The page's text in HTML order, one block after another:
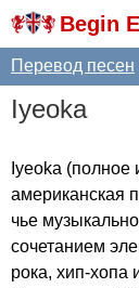
Begin
Перевод песен
Iyeoka
Iyeoka (полное
американская
чье
сочетанием
рока, хип-хопа